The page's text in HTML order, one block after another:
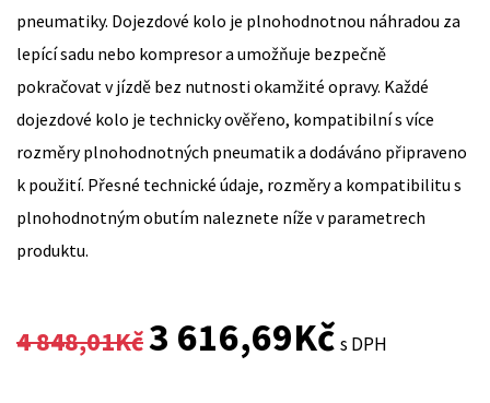
pneumatiky. Dojezdové kolo je plnohodnotnou náhradou za
lepící sadu nebo kompresor a umožňuje bezpečně
pokračovat v jízdě bez nutnosti okamžité opravy. Každé
dojezdové kolo je technicky ověřeno, kompatibilní s více
rozměry plnohodnotných pneumatik a dodáváno připraveno
k použití. Přesné technické údaje, rozměry a kompatibilitu s
plnohodnotným obutím naleznete níže v parametrech
produktu.
4 848,01Kč
Original
3 616,69KčCurrent
s DPH